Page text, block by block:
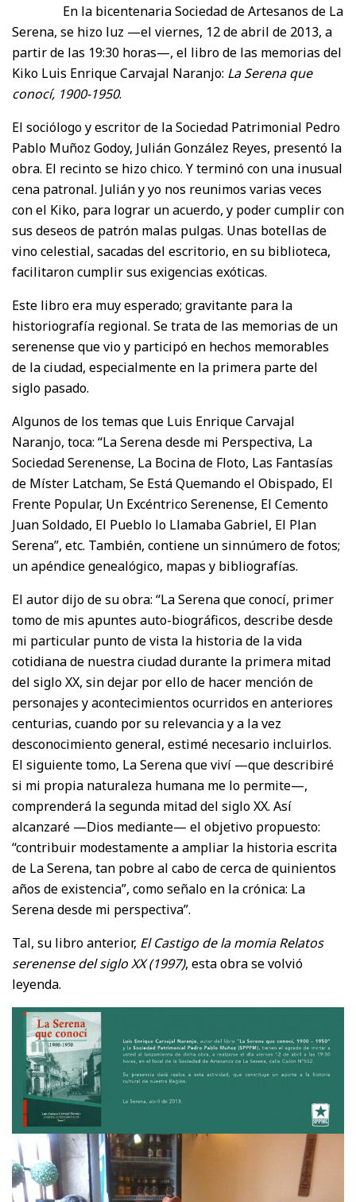
En la bicentenaria Sociedad de Artesanos de La
Serena, se hizo luz —el viernes, 12 de abril de 2013, a
partir de las 19:30 horas—, el libro de las memorias del
Kiko Luis Enrique Carvajal Naranjo: La Serena que
conocí, 1900-1950.
El sociólogo y escritor de la Sociedad Patrimonial Pedro
Pablo Muñoz Godoy, Julián González Reyes, presentó la
obra. El recinto se hizo chico. Y terminó con una inusual
cena patronal. Julián y yo nos reunimos varias veces
con el Kiko, para lograr un acuerdo, y poder cumplir con
sus deseos de patrón malas pulgas. Unas botellas de
vino celestial, sacadas del escritorio, en su biblioteca,
facilitaron cumplir sus exigencias exóticas.
Este libro era muy esperado; gravitante para la
historiografía regional. Se trata de las memorias de un
serenense que vio y participó en hechos memorables
de la ciudad, especialmente en la primera parte del
siglo pasado.
Algunos de los temas que Luis Enrique Carvajal
Naranjo, toca: “La Serena desde mi Perspectiva, La
Sociedad Serenense, La Bocina de Floto, Las Fantasías
de Míster Latcham, Se Está Quemando el Obispado, El
Frente Popular, Un Excéntrico Serenense, El Cemento
Juan Soldado, El Pueblo lo Llamaba Gabriel, El Plan
Serena”, etc. También, contiene un sinnúmero de fotos;
un apéndice genealógico, mapas y bibliografías.
El autor dijo de su obra: “La Serena que conocí, primer
tomo de mis apuntes auto-biográficos, describe desde
mi particular punto de vista la historia de la vida
cotidiana de nuestra ciudad durante la primera mitad
del siglo XX, sin dejar por ello de hacer mención de
personajes y acontecimientos ocurridos en anteriores
centurias, cuando por su relevancia y a la vez
desconocimiento general, estimé necesario incluirlos.
El siguiente tomo, La Serena que viví —que describiré
si mi propia naturaleza humana me lo permite—,
comprenderá la segunda mitad del siglo XX. Así
alcanzaré —Dios mediante— el objetivo propuesto:
“contribuir modestamente a ampliar la historia escrita
de La Serena, tan pobre al cabo de cerca de quinientos
años de existencia”, como señalo en la crónica: La
Serena desde mi perspectiva”.
Tal, su libro anterior, El Castigo de la momia Relatos
serenense del siglo XX (1997), esta obra se volvió
leyenda.